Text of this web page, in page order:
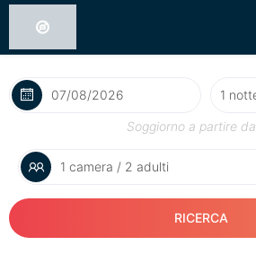
Soggiorno a partire da
1 camera / 2 adulti